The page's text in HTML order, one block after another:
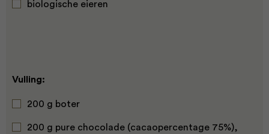
biologische eieren
Vulling:
200 g boter
200 g pure chocolade (cacaopercentage 75%),